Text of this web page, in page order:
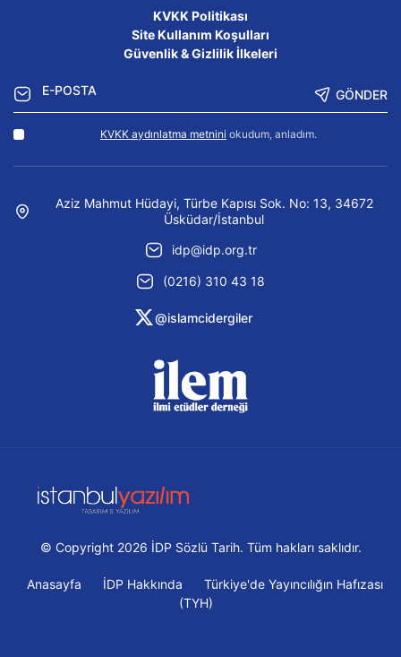
KVKK Politikası
Site Kullanım Koşulları
Güvenlik & Gizlilik İlkeleri
GÖNDER
KVKK aydınlatma metnini okudum, anladım.
Aziz Mahmut Hüdayi, Türbe Kapısı Sok. No: 13, 34672
Üsküdar/İstanbul
idp@idp.org.tr
(0216) 310 43 18
@islamcidergiler
© Copyright 2026 İDP Sözlü Tarih. Tüm hakları saklıdır.
Anasayfa İDP Hakkında
Türkiye'de Yayıncılığın Hafızası
(TYH)